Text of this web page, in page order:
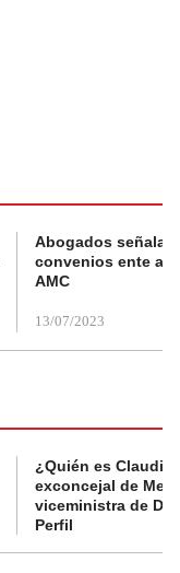
Abogados
convenios ente
AMC
13/07/2023
¿Quién es Claudia
exconcejal de
viceministra de
Perfil